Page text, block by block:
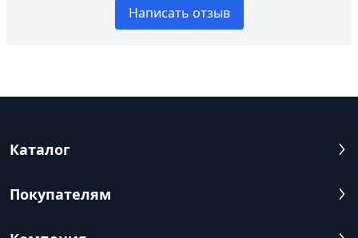
Написать отзыв
Каталог
Покупателям